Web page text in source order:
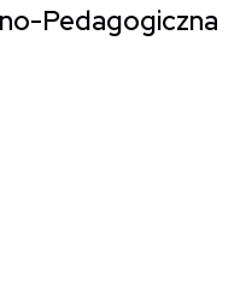
Pedagogiczna